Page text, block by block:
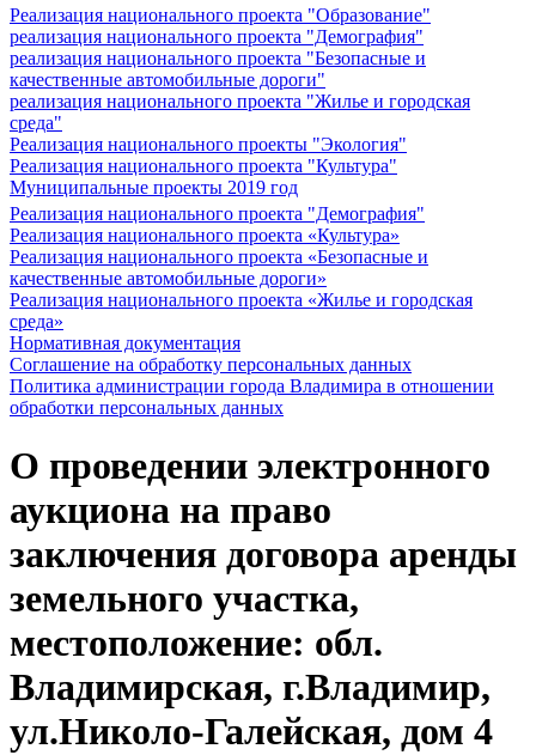
Реализация национального проекта "Образование"
реализация национального проекта "Демография"
реализация национального проекта "Безопасные и
качественные автомобильные дороги"
реализация национального проекта "Жилье и городская
среда"
Реализация национального проекты "Экология"
Реализация национального проекта "Культура"
Муниципальные проекты 2019 год
Реализация национального проекта "Демография"
Реализация национального проекта «Культура»
Реализация национального проекта «Безопасные и
качественные автомобильные дороги»
Реализация национального проекта «Жилье и городская
среда»
Нормативная документация
Соглашение на обработку персональных данных
Политика администрации города Владимира в отношении
обработки персональных данных
О проведении электронного
аукциона на право
заключения договора аренды
земельного участка,
местоположение: обл.
Владимирская, г.Владимир,
ул.Николо-Галейская, дом 4